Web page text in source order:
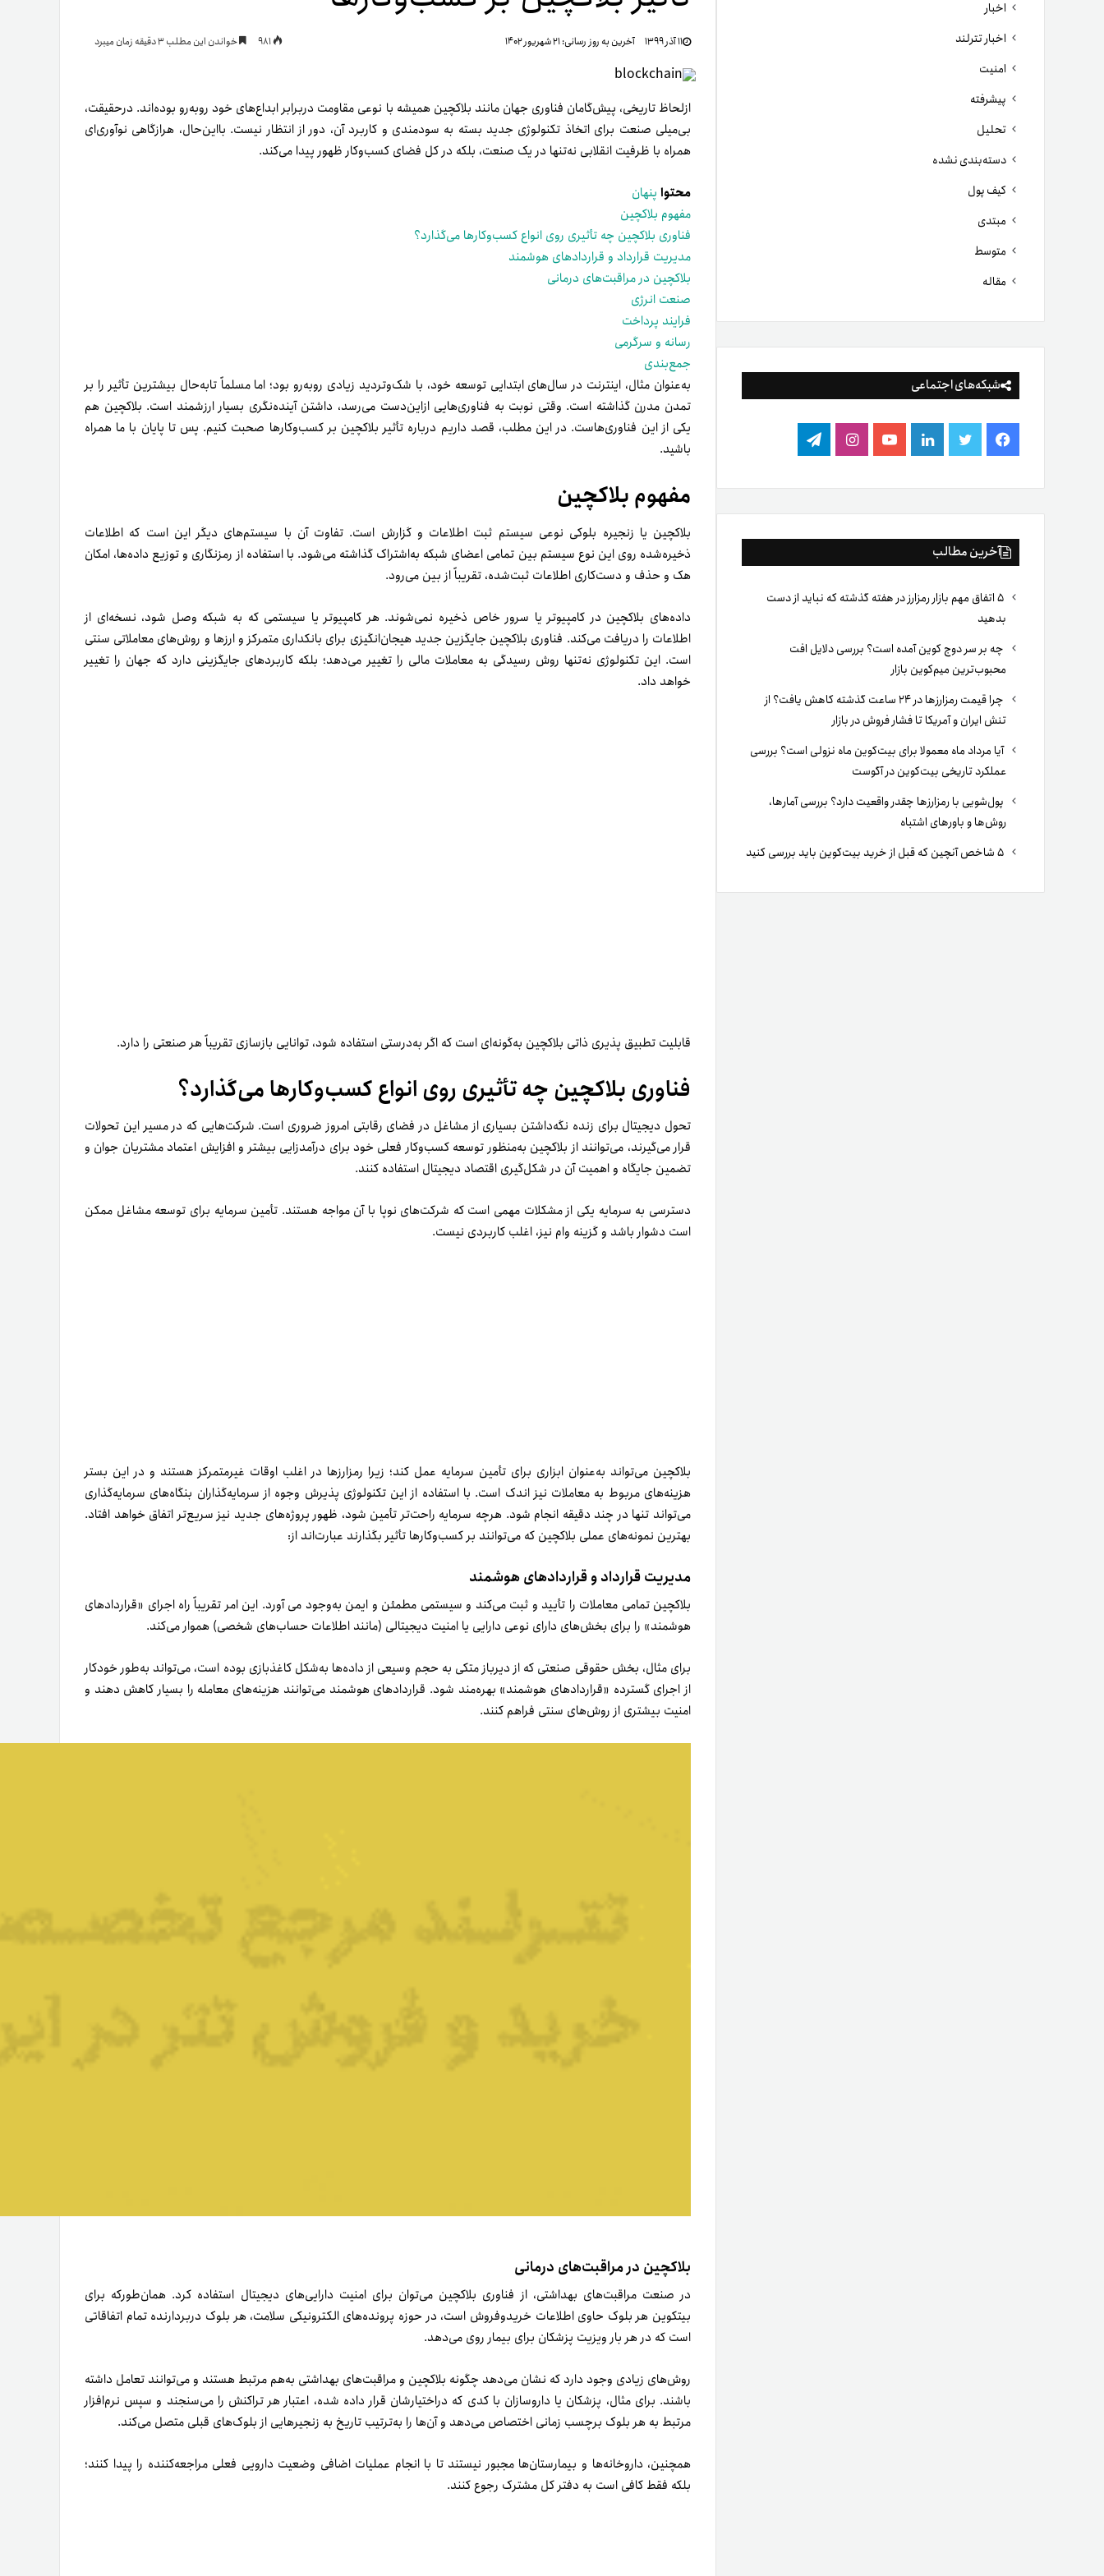
خروج
اخبار
اخبار تترلند
امنیت
پیشرفته
تحلیل
دسته‌بندی نشده
کیف پول
مبتدی
متوسط
مقاله
شبکه‌های اجتماعی
فیس
بوک
توییتر لینکدینیوتیوباینستاگرام
تلگرام
آخرین مطالب
۵ اتفاق مهم بازار رمزارز در هفته گذشته که نباید از دست
بدهید
چه بر سر دوج کوین آمده است؟ بررسی دلایل افت
محبوب‌ترین میم‌کوین بازار
چرا قیمت رمزارزها در ۲۴ ساعت گذشته کاهش یافت؟ از
تنش ایران و آمریکا تا فشار فروش در بازار
آیا مرداد ماه معمولا برای بیت‌کوین ماه نزولی است؟ بررسی
عملکرد تاریخی بیت‌کوین در آگوست
پول‌شویی با رمزارزها چقدر واقعیت دارد؟ بررسی آمارها،
روش‌ها و باورهای اشتباه
۱۱ آذر ۱۳۹۹ آخرین به روز رسانی:۲۱ شهریور ۱۴۰۲ خواندن این مطلب 3 دقیقه زمان میبرد
ازلحاظ تاریخی، پیش‌گامان فناوری جهان مانند بلاکچین همیشه با نوعی مقاومت در‌برابر ابداع‌های خود روبه‌رو بوده‌اند. درحقیقت،
بی‌­میلی صنعت برای اتخاذ تکنولوژی جدید بسته به سودمندی و کاربرد آن، دور از انتظار نیست. با‌این‌حال، هرازگاهی نوآوری‌ای
همراه با ظرفیت انقلابی نه‌تنها در یک صنعت، بلکه در کل فضای کسب‌­وکار ظهور پیدا می‌­کند.
محتوا پنهان
مفهوم بلاکچین
فناوری بلاکچین چه تأثیری روی انواع کسب‌و‌کارها می‌گذارد؟
مدیریت قرارداد و قراردادهای هوشمند
بلاکچین در مراقبت­‌های درمانی
صنعت انرژی
فرایند پرداخت
رسانه و سرگرمی
جمع‌بندی
به‌عنوان مثال، اینترنت در سال­‌های ابتدایی توسعه­ خود، با شک‌و‌تردید زیادی روبه‌رو بود؛ اما مسلماً تا‌به‌حال بیشترین تأثیر را بر
تمدن مدرن گذاشته است. وقتی نوبت به فناوری­‌هایی از‌این‌دست می‌­رسد، داشتن آینده‌­نگری بسیار ارزشمند است. بلاکچین هم
یکی از این فناوری­‌هاست. در این مطلب، قصد داریم درباره تأثیر بلاکچین بر کسب‌وکارها صحبت کنیم. پس تا پایان با ما همراه
باشید.
مفهوم بلاکچین
بلاکچین یا زنجیره­ بلوکی نوعی سیستم ثبت اطلاعات و گزارش است. تفاوت آن با سیستم‌های دیگر این است که اطلاعات
ذخیره‌شده روی این نوع سیستم بین تمامی اعضای شبکه به‌اشتراک گذاشته می‌شود. با استفاده از رمزنگاری و توزیع داده‌ها، امکان
هک و حذف و دست­‌کاری اطلاعات ثبت‌شده، تقریباً از بین می‌رود.
داده‌های بلاکچین در کامپیوتر یا سرور خاص ذخیره نمی‌شوند. هر کامپیوتر یا سیستمی که به شبکه وصل شود، نسخه‌ای از
اطلاعات را دریافت می‌کند. فناوری بلاکچین جایگزین جدید هیجان‌­انگیزی برای بانکداری متمرکز و ارزها و روش­‌های معاملاتی سنتی
است. این تکنولوژی نه‌تنها روش رسیدگی به معاملات مالی را تغییر می­‌دهد؛ بلکه کاربردهای جایگزینی دارد که جهان را تغییر
خواهد داد.
قابلیت تطبیق­ پذیری ذاتی بلاکچین به‌گونه‌ای است که اگر به‌درستی استفاده شود، توانایی بازسازی تقریباً هر صنعتی را دارد.
فناوری بلاکچین چه تأثیری روی انواع کسب‌و‌کارها می‌گذارد؟
تحول دیجیتال برای زنده نگه‌داشتن بسیاری از مشاغل در فضای رقابتی امروز ضروری است. شرکت‌­هایی که در مسیر این تحولات
قرار می‌­گیرند، می‌­توانند از بلاکچین به‌منظور توسعه­­ کسب‌­وکار فعلی خود برای درآمدزایی بیش­تر و افزایش اعتماد مشتریان جوان و
تضمین جایگاه و اهمیت آن­ در شکل‌گیری اقتصاد دیجیتال استفاده کنند.
دسترسی به سرمایه یکی از مشکلات مهمی است که شرکت­‌های نوپا با آن مواجه هستند. تأمین سرمایه برای توسعه مشاغل ممکن
است دشوار باشد و گزینه­ وام نیز، اغلب کاربردی نیست.
بلاکچین تمامی­ معاملات را تأیید و ثبت می‌کند و سیستمی مطمئن و ایمن به‌وجود می ­آورد. این امر تقریباً راه اجرای «قراردادهای
هوشمند» را برای بخش‌های دارای نوعی دارایی یا امنیت دیجیتالی (مانند اطلاعات حساب‌­های شخصی) هموار می‌­کند.
برای مثال، بخش حقوقی صنعتی که از دیرباز متکی به حجم وسیعی از داده‌ها به‌شکل کاغذبازی بوده است، می‌تواند به‌طور خودکار
از اجرای گسترده «قراردادهای هوشمند» بهره‌مند شود. قراردادهای هوشمند می‌­توانند هزینه‌های معامله را بسیار کاهش دهند و
امنیت بیشتری از روش­‌های سنتی فراهم کنند.
است که در هر بار ویزیت پزشکان برای بیمار روی می‌­دهد.
روش‌های زیادی وجود دارد که نشان می‌دهد چگونه بلاکچین و مراقبت‌های بهداشتی به‌هم مرتبط هستند و می‌توانند تعامل داشته
باشند. برای مثال، پزشکان یا داروسازان با کدی که در‌اختیارشان قرار داده شده، اعتبار هر تراکنش را می‌سنجند و سپس نرم‌­افزار
مرتبط به هر بلوک برچسب زمانی اختصاص می‌­دهد و آن­‌ها را به‌ترتیب تاریخ به زنجیره­ایی از بلوک‌­های قبلی متصل می‌­کند.
همچنین، داروخانه‌ها و بیمارستان‌­ها مجبور نیستند تا با انجام عملیات اضافی وضعیت دارویی فعلی مراجعه­‌کننده را پیدا کنند؛